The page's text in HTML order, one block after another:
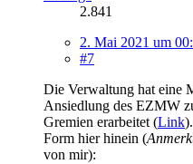
2.841
2. Mai 2021 um
#7
Die Verwaltung hat eine
Ansiedlung des EZMW
Gremien erarbeitet (Link
Form hier hinein (
von mir):